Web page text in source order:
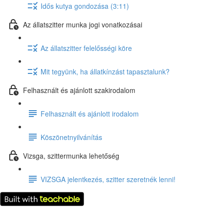
Idős kutya gondozása (3:11)
Az állatszitter munka jogi vonatkozásai
Az állatszitter felelősségi köre
Mit tegyünk, ha állatkínzást tapasztalunk?
Felhasznált és ajánlott szakirodalom
Felhasznált és ajánlott irodalom
Köszönetnyilvánítás
Vizsga, szittermunka lehetőség
VIZSGA jelentkezés, szitter szeretnék lenni!